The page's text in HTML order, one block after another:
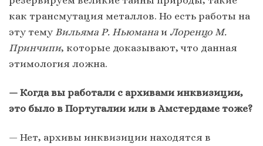
как трансмутация металлов. Но есть работы на
эту тему Вильяма Р. Ньюмана и Лоренцо М.
Принчипи, которые доказывают, что данная
этимология ложна.
— Когда вы работали с архивами инквизиции,
это было в Португалии или в Амстердаме тоже?
— Нет, архивы инквизиции находятся в